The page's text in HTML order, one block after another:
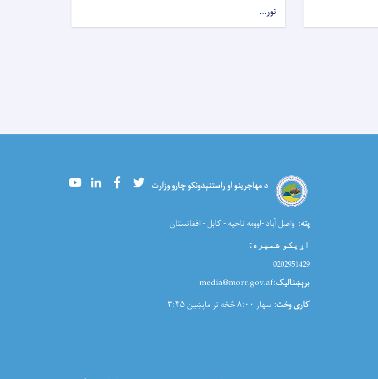
نور...
د مهاجرینو او راستنېدونکو چارو وزارت YoutubeLinkedInFacebookTwitter
پته: واصل آباد -اوومه ناحیه - کابل - افغانستان
اړیکو شمیره:
0202951429
برېښنالیک:media@morr.gov.af
کاری وخت: سهار ۸:۰۰ څځه تر ماپښین ۳:۴۵